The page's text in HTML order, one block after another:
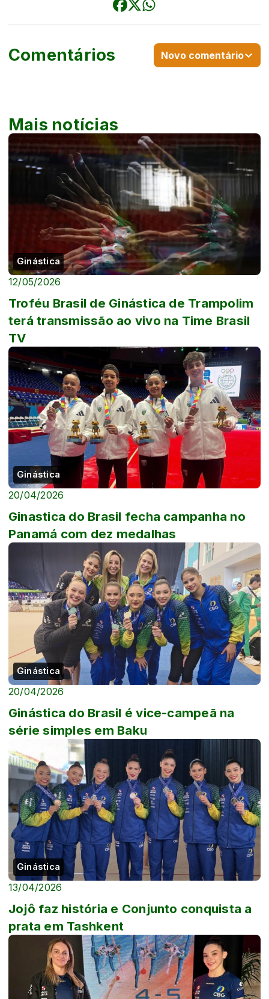
Comentários Novo comentário
Mais notícias
Ginástica
12/05/2026
Troféu Brasil de Ginástica de Trampolim
terá transmissão ao vivo na Time Brasil
TV
Ginástica
20/04/2026
Ginastica do Brasil fecha campanha no
Panamá com dez medalhas
Ginástica
20/04/2026
Ginástica do Brasil é vice-campeã na
série simples em Baku
Ginástica
13/04/2026
Jojô faz história e Conjunto conquista a
prata em Tashkent